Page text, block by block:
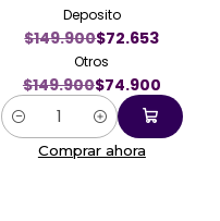
Deposito
$149.900$72.653
Otros
$149.900$74.900
Cantidad
Comprar ahora